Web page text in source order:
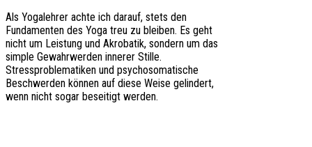
Als Yogalehrer achte ich darauf, stets den
Fundamenten des Yoga treu zu bleiben. Es geht
nicht um Leistung und Akrobatik, sondern um das
simple Gewahrwerden innerer Stille.
Stressproblematiken und psychosomatische
Beschwerden können auf diese Weise gelindert,
wenn nicht sogar beseitigt werden.